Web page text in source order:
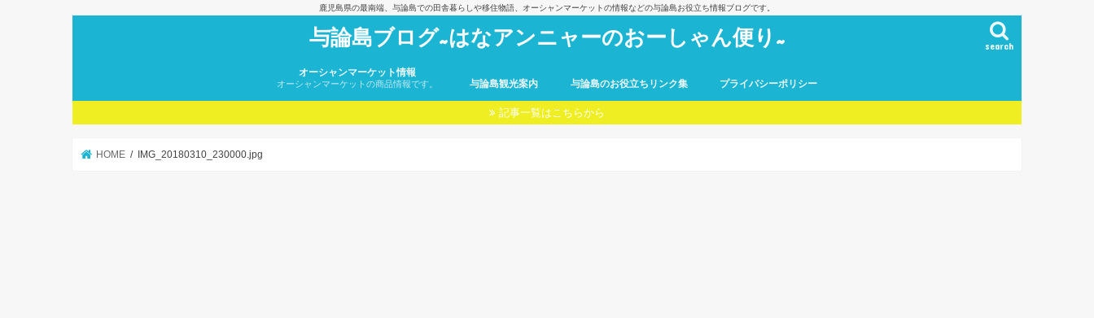
鹿児島県の最南端、与論島での田舎暮らしや移住物語、オーシャンマーケットの情報などの与論島お役立ち情報ブログです。
与論島ブログ~はなアンニャーのおーしゃん便り~ search
オーシャンマーケット情報
オーシャンマーケットの商品情報です。 与論島観光案内 与論島のお役立ちリンク集 プライバシーポリシー
記事一覧はこちらから
HOME IMG_20180310_230000.jpg